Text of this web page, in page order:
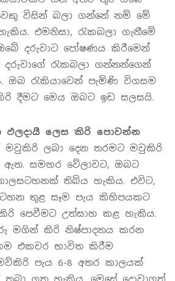
විසින් බලා ගන්නේ නම් මේ
එමනිසා, රැකබලා ගැනීමේ
දරුවාට පෝෂණය කිරීමෙන්
රැකබලා ගන්නන්ගෙන්
ඔබ රැකියාවෙන් පැමිණි විගසම
දීමට මෙය ඔබට ඉඩ සලසයි.
ඵලදායී ලෙස කිරි පොවන්න
මවුකිරි ලබා දෙන තරමට මවුකිරි
සමහර වේලාවට, ඔබට
තිබිය හැකිය. එවිට,
තුළ සෑම පැය කිහිපයකට
පෙවීමට උත්සාහ කළ හැකිය.
මගින් කිරි නිෂ්පාදනය කරන
එකවර භාවිත කිරීම
පැය 6-8 අතර කාලයක්
ගත හැකිය. මෙසේ දොවාගත්